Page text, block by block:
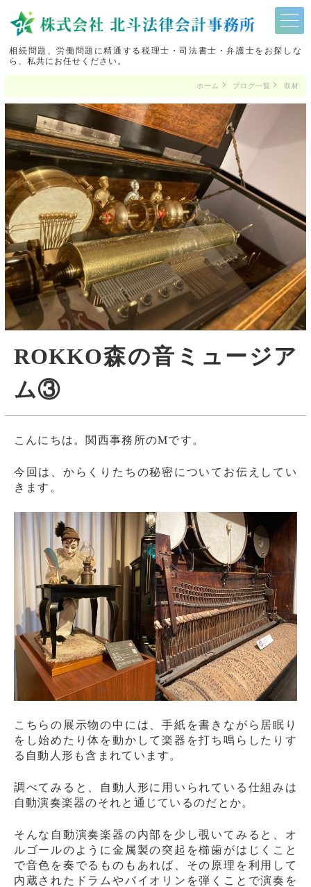
相続問題、労働問題に精通する税理士・司法書士・弁護士をお探しな
ら、私共にお任せください。
ホーム ブログ一覧 取材
ROKKO森の音ミュージア
ム③
こんにちは。関西事務所のMです。
今回は、からくりたちの秘密についてお伝えしてい
きます。
こちらの展示物の中には、手紙を書きながら居眠り
をし始めたり体を動かして楽器を打ち鳴らしたりす
る自動人形も含まれています。
調べてみると、自動人形に用いられている仕組みは
自動演奏楽器のそれと通じているのだとか。
そんな自動演奏楽器の内部を少し覗いてみると、オ
ルゴールのように金属製の突起を櫛歯がはじくこと
で音色を奏でるものもあれば、その原理を利用して
内蔵されたドラムやバイオリンを弾くことで演奏を